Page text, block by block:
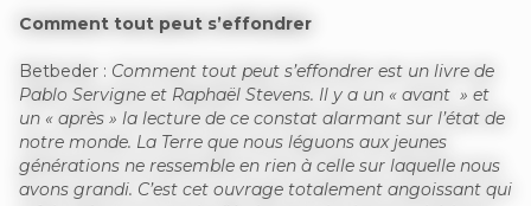
Comment tout peut s’effondrer
Betbeder : Comment tout peut s’effondrer est un livre de
Pablo Servigne et Raphaël Stevens. Il y a un « avant » et
un « après » la lecture de ce constat alarmant sur l’état de
notre monde. La Terre que nous léguons aux jeunes
générations ne ressemble en rien à celle sur laquelle nous
avons grandi. C’est cet ouvrage totalement angoissant qui